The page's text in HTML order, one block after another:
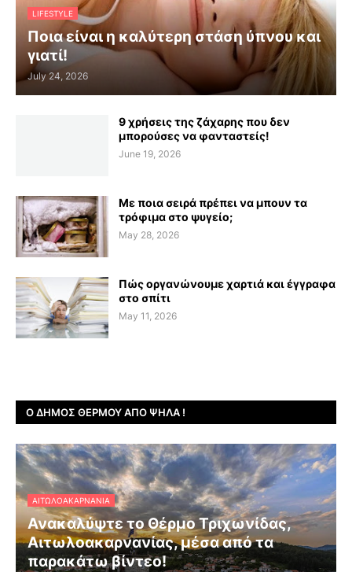
LIFESTYLE
Ποια είναι η καλύτερη στάση ύπνου και
γιατί!
July 24, 2026
9 χρήσεις της ζάχαρης που δεν
μπορούσες να φανταστείς!
June 19, 2026
Με ποια σειρά πρέπει να μπουν τα
τρόφιμα στο ψυγείο;
May 28, 2026
Πώς οργανώνουμε χαρτιά και έγγραφα
στο σπίτι
May 11, 2026
Ο ΔΉΜΟΣ ΘΈΡΜΟΥ ΑΠΌ ΨΗΛΆ !
ΑΙΤΩΛΟΑΚΑΡΝΑΝΊΑ
Ανακαλύψτε το Θέρμο Τριχωνίδας,
Αιτωλοακαρνανίας, μέσα από τα
παρακάτω βίντεο!